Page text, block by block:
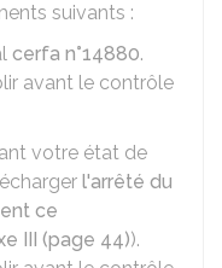
suivants :
cerfa n°14880.
avant le contrôle
votre état de
l'arrêté du
ce
III (page 44)).